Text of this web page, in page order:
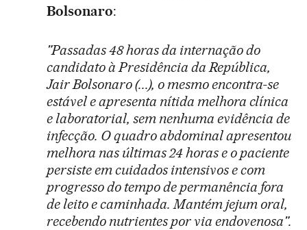
Bolsonaro:
"Passadas 48 horas da internação do
candidato à Presidência da República,
Jair Bolsonaro (...), o mesmo encontra-se
estável e apresenta nítida melhora clínica
e laboratorial, sem nenhuma evidência de
infecção. O quadro abdominal apresentou
melhora nas últimas 24 horas e o paciente
persiste em cuidados intensivos e com
progresso do tempo de permanência fora
de leito e caminhada. Mantém jejum oral,
recebendo nutrientes por via endovenosa".